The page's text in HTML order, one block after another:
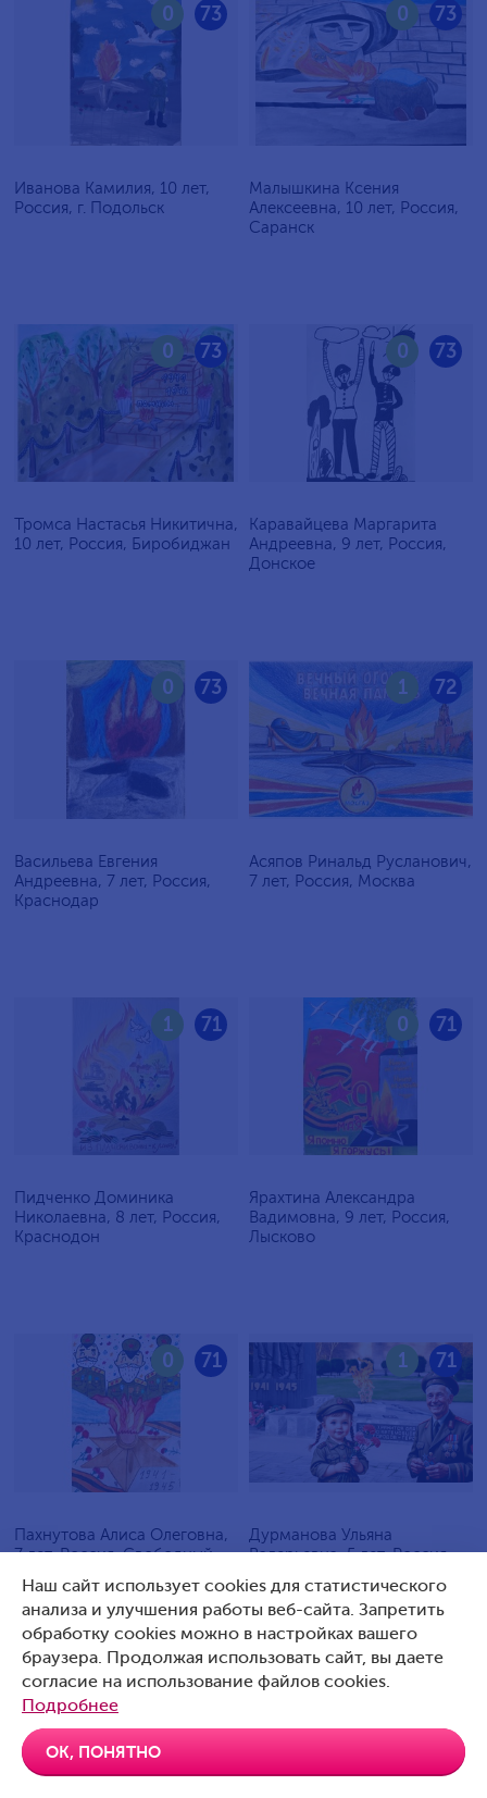
73
0
Иванова Камилия, 10 лет,
Россия, г. Подольск
73
0
Малышкина Ксения
Алексеевна, 10 лет, Россия,
Саранск
73
0
Тромса Настасья Никитична,
10 лет, Россия, Биробиджан
73
0
Каравайцева Маргарита
Андреевна, 9 лет, Россия,
Донское
73
0
Васильева Евгения
Андреевна, 7 лет, Россия,
Краснодар
72
1
Асяпов Ринальд Русланович,
7 лет, Россия, Москва
71
1
Пидченко Доминика
Николаевна, 8 лет, Россия,
Краснодон
71
0
Ярахтина Александра
Вадимовна, 9 лет, Россия,
Лысково
71
0
Пахнутова Алиса Олеговна,
7 лет, Россия, Свободный
71
1
Дурманова Ульяна
Валерьевна, 5 лет, Россия,
Наш сайт использует cookies для статистического
анализа и улучшения работы веб-сайта. Запретить
обработку cookies можно в настройках вашего
браузера. Продолжая использовать сайт, вы даете
согласие на использование файлов cookies.
Подробнее
ОК, ПОНЯТНО